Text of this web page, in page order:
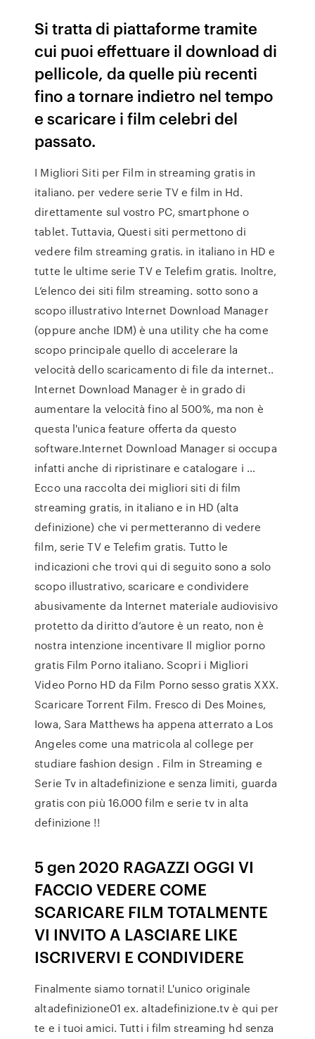
Si tratta di piattaforme tramite
cui puoi effettuare il download di
pellicole, da quelle più recenti
fino a tornare indietro nel tempo
e scaricare i film celebri del
passato.
I Migliori Siti per Film in streaming gratis in
italiano. per vedere serie TV e film in Hd.
direttamente sul vostro PC, smartphone o
tablet. Tuttavia, Questi siti permettono di
vedere film streaming gratis. in italiano in HD e
tutte le ultime serie TV e Telefim gratis. Inoltre,
L’elenco dei siti film streaming. sotto sono a
scopo illustrativo Internet Download Manager
(oppure anche IDM) è una utility che ha come
scopo principale quello di accelerare la
velocità dello scaricamento di file da internet..
Internet Download Manager è in grado di
aumentare la velocità fino al 500%, ma non è
questa l'unica feature offerta da questo
software.Internet Download Manager si occupa
infatti anche di ripristinare e catalogare i …
Ecco una raccolta dei migliori siti di film
streaming gratis, in italiano e in HD (alta
definizione) che vi permetteranno di vedere
film, serie TV e Telefim gratis. Tutto le
indicazioni che trovi qui di seguito sono a solo
scopo illustrativo, scaricare e condividere
abusivamente da Internet materiale audiovisivo
protetto da diritto d’autore è un reato, non è
nostra intenzione incentivare Il miglior porno
gratis Film Porno italiano. Scopri i Migliori
Video Porno HD da Film Porno sesso gratis XXX.
Scaricare Torrent Film. Fresco di Des Moines,
Iowa, Sara Matthews ha appena atterrato a Los
Angeles come una matricola al college per
studiare fashion design . Film in Streaming e
Serie Tv in altadefinizione e senza limiti, guarda
gratis con più 16.000 film e serie tv in alta
definizione !!
5 gen 2020 RAGAZZI OGGI VI
FACCIO VEDERE COME
SCARICARE FILM TOTALMENTE
VI INVITO A LASCIARE LIKE
ISCRIVERVI E CONDIVIDERE
Finalmente siamo tornati! L'unico originale
altadefinizione01 ex. altadefinizione.tv è qui per
te e i tuoi amici. Tutti i film streaming hd senza